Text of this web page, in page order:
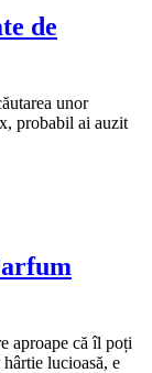
de
unor
probabil ai auzit
aproape că îl poți
lucioasă, e